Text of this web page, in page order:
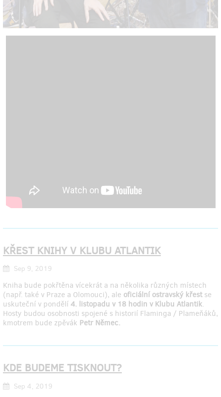
KŘEST KNIHY V KLUBU ATLANTIK
Sep 9, 2019
Kniha bude pokřtěna vícekrát a na několika různých místech
(např. také v Praze a Olomouci), ale oficiální ostravský křestse
uskuteční v pondělí 4. listopadu v 18 hodin v Klubu Atlantik.
Hosty budou osobnosti spojené s historií Flaminga / Plameňáků,
kmotrem bude zpěvák Petr Němec.
KDE BUDEME TISKNOUT?
Sep 4, 2019